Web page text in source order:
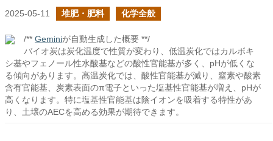
2025-05-11 堆肥・肥料 化学全般
/** Geminiが自動生成した概要 **/
バイオ炭は炭化温度で性質が変わり、低温炭化ではカルボキ
シ基やフェノール性水酸基などの酸性官能基が多く、pHが低くな
る傾向があります。高温炭化では、酸性官能基が減り、窒素や酸素
含有官能基、炭素表面のπ電子といった塩基性官能基が増え、pHが
高くなります。特に塩基性官能基は陰イオンを吸着する特性があ
り、土壌のAECを高める効果が期待できます。